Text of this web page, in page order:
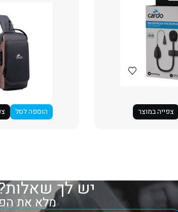
צפייה במוצר הוספה לסל
יש לך
מלא את